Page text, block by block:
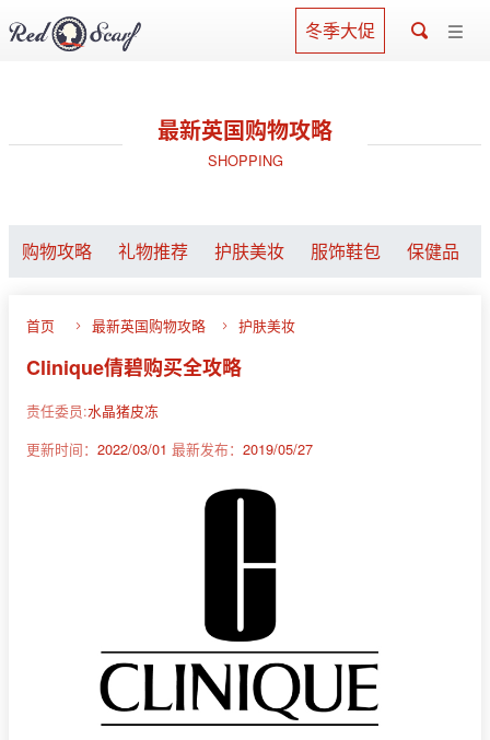
冬季大促
最新英国购物攻略
SHOPPING
购物攻略 礼物推荐 护肤美妆 服饰鞋包 保健品
首页 最新英国购物攻略 护肤美妆
Clinique倩碧购买全攻略
责任委员:水晶猪皮冻
更新时间： 2022/03/01 最新发布： 2019/05/27